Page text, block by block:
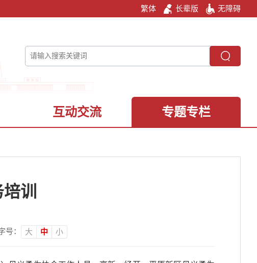
繁体 长辈版 无障碍
互动交流 专题专栏
训
号： 大 中 小